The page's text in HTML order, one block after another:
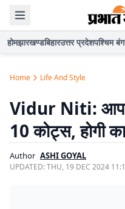
होमझारखण्डबिहारउत्तर प्रदेशपश्चिम
Home Life And Style
Vidur Niti: आप
10 कोट्स, होगी
Author ASHI GOYAL
UPDATED:THU, 19 DEC 2024